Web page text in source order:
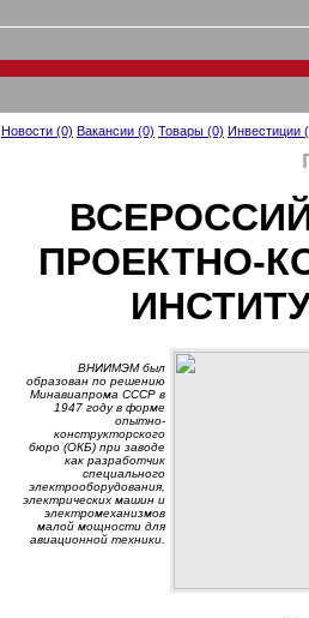
Новости (0) Вакансии (0) Товары (0) Инвестиции
ПРОЕКТНО-
ВНИИМЭМ был
образован по решению
Минавиапрома СССР в
1947 году в форме
опытно-
конструкторского
бюро (ОКБ) при заводе
как разработчик
специального
электрооборудования,
электрических машин и
электромеханизмов
малой мощности для
авиационной техники.